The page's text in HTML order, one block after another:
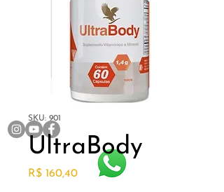
SKU: 901
UltraBody
R$ 160,40Preço